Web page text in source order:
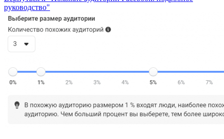
руководство"